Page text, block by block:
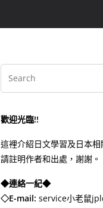
歡迎光臨!!
這裡介紹日文學習及日本
請註明作者和出處，謝謝。
◆連絡一紀◆
◇E-mail: service小老鼠